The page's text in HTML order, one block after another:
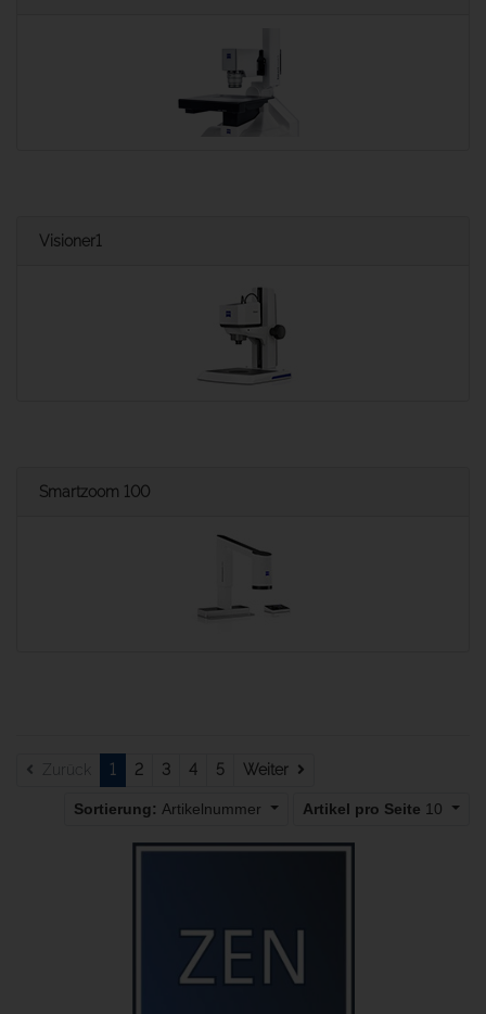
Visioner1
Smartzoom 100
Zurück 1 2 3 4 5 Weiter
Sortierung: Artikelnummer Artikel pro Seite 10